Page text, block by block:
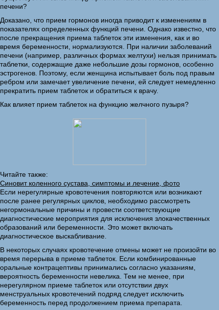
печени?
Доказано, что прием гормонов иногда приводит к изменениям в
показателях определенных функций печени. Однако известно, что
после прекращения приема таблеток эти изменения, как и во
время беременности, нормализуются. При наличии заболеваний
печени (например, различных формах желтухи) нельзя принимать
таблетки, содержащие даже небольшие дозы гормонов, особенно
эстрогенов. Поэтому, если женщина испытывает боль под правым
ребром или замечает увеличение печени, ей следует немедленно
прекратить прием таблеток и обратиться к врачу.
Как влияет прием таблеток на функцию желчного пузыря?
Читайте также:
Синовит коленного сустава, симптомы и лечение, фото
Если нерегулярные кровотечения повторяются или возникают
после ранее регулярных циклов, необходимо рассмотреть
негормональные причины и провести соответствующие
диагностические мероприятия для исключения злокачественных
образований или беременности. Это может включать
диагностическое выскабливание.
В некоторых случаях кровотечение отмены может не произойти во
время перерыва в приеме таблеток. Если комбинированные
оральные контрацептивы принимались согласно указаниям,
вероятность беременности невелика. Тем не менее, при
нерегулярном приеме таблеток или отсутствии двух
менструальных кровотечений подряд следует исключить
беременность перед продолжением приема препарата.